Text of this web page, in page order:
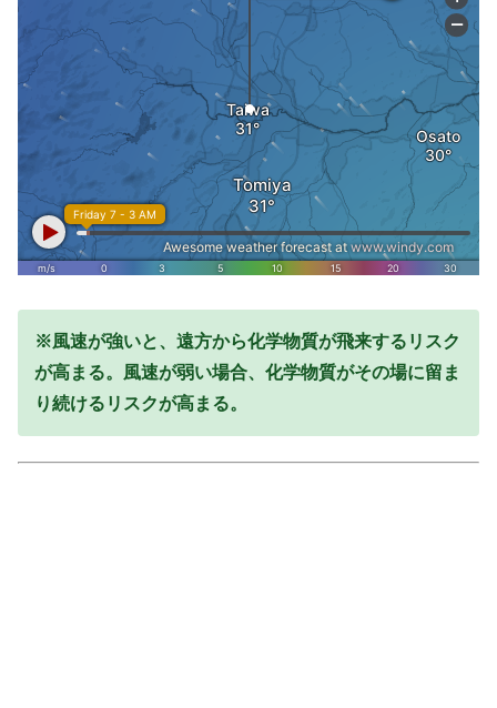
※風速が強いと、遠方から化学物質が飛来するリスク
が高まる。風速が弱い場合、化学物質がその場に留ま
り続けるリスクが高まる。